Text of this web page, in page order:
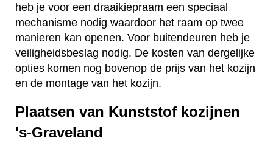
heb je voor een draaikiepraam een speciaal
mechanisme nodig waardoor het raam op twee
manieren kan openen. Voor buitendeuren heb je
veiligheidsbeslag nodig. De kosten van dergelijke
opties komen nog bovenop de prijs van het kozijn
en de montage van het kozijn.
Plaatsen van Kunststof kozijnen
's-Graveland